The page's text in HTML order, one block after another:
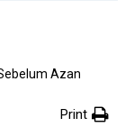
Azan
Print